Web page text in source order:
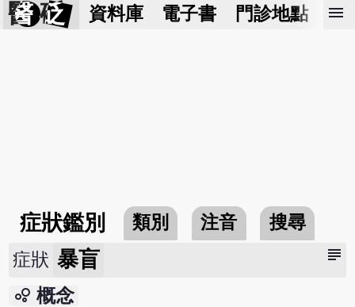
醫 砭 資料庫 電子書 門診地點 預
menu
症狀鑑別 類別 注音 搜尋
subject
症狀 暴盲
bubble_chart 概念